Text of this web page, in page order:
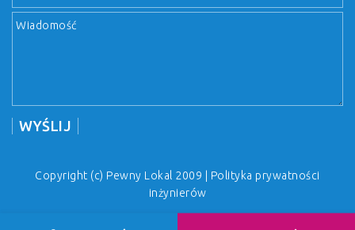
Copyright (c) Pewny Lokal 2009 | Polityka prywatności
inżynierów